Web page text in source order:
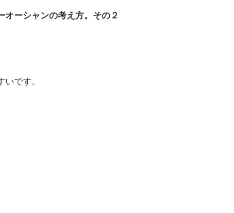
オーシャンの考え方。その２
です。